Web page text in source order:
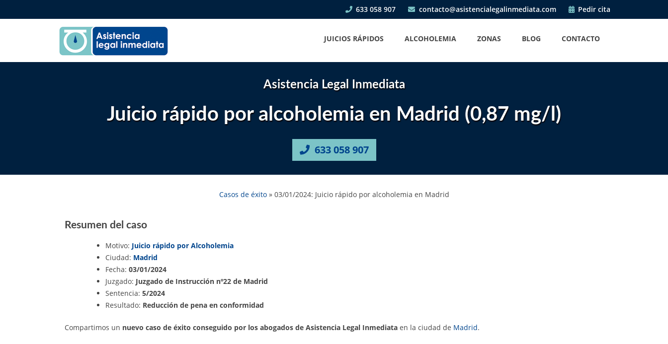
to
633 058 907 contacto@asistencialegalinmediata.com Pedir cita
JUICIOS RÁPIDOS ALCOHOLEMIA ZONAS BLOG CONTACTO
Asistencia Legal Inmediata
Juicio rápido por alcoholemia en Madrid (0,87 mg/l)
633 058 907
Casos de éxito» 03/01/2024: Juicio rápido por alcoholemia en Madrid
Resumen del caso
Motivo: Juicio rápido por Alcoholemia
Ciudad: Madrid
Fecha: 03/01/2024
Juzgado: Juzgado de Instrucción nº22 de Madrid
Sentencia: 5/2024
Resultado: Reducción de pena en conformidad
Compartimos un nuevo caso de éxito conseguido por los abogados de Asistencia Legal Inmediata en la ciudad de Madrid.